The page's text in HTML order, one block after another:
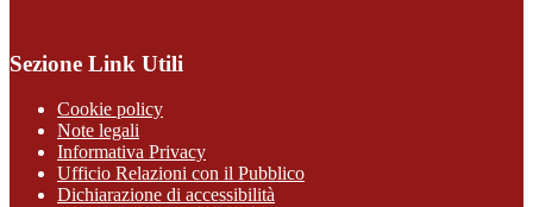
Sezione Link Utili
Cookie policy
Note legali
Informativa Privacy
Ufficio Relazioni con il Pubblico
Dichiarazione di accessibilità